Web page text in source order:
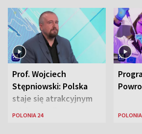
Zjednoczonych
Prof. Wojciech
Stępniowski: Polska
staje się atrakcyjnym
POLONIA 24